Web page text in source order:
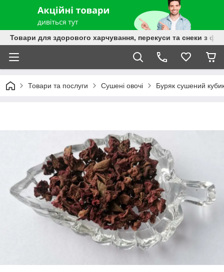
Товари для здорового харчування, перекуси та снеки з
Товари та послуги Сушені овочі Буряк сушений